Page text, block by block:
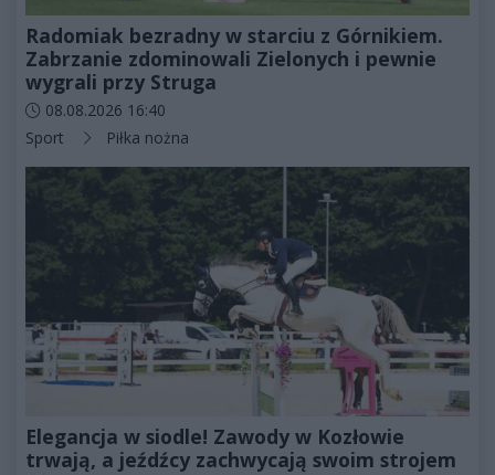
Radomiak bezradny w starciu z Górnikiem.
Zabrzanie zdominowali Zielonych i pewnie
wygrali przy Struga
Data dodania artykułu:
08.08.2026 16:40
Kategorie artykułu:
Sport Piłka nożna
Elegancja w siodle! Zawody w Kozłowie
trwają, a jeźdźcy zachwycają swoim strojem